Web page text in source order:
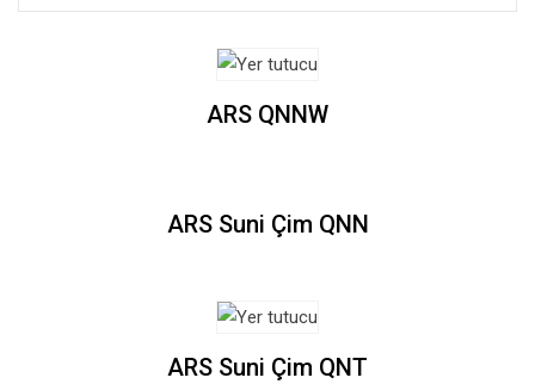
ARS QNNW
ARS Suni Çim QNN
ARS Suni Çim QNT